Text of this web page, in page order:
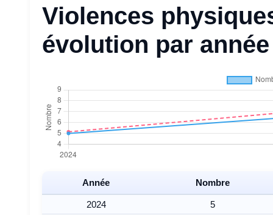
Violences
évolution par année
Année Nombre
2024
5